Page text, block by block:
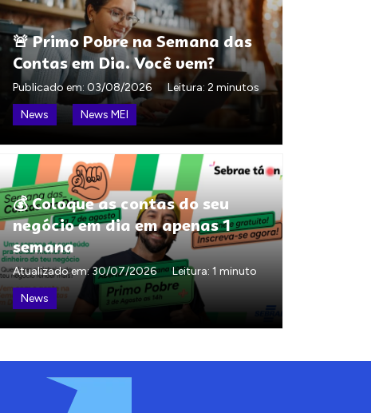
🚨 Primo Pobre na Semana das
Contas em Dia. Você vem?
Publicado em: 03/08/2026
Leitura: 2 minutos
News
News MEI
💰 Coloque as contas do seu
negócio em dia em apenas 1
semana
Atualizado em:30/07/2026
Leitura: 1 minuto
News